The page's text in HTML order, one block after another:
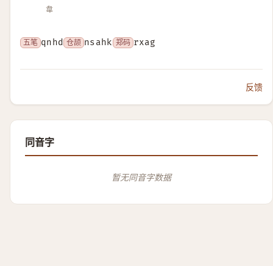
韋
五笔 qnhd 仓颉 nsahk 郑码 rxag
反馈
同音字
暂无同音字数据